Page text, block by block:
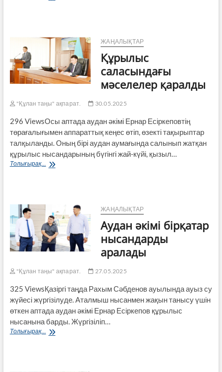
ЖАҢАЛЫҚТАР
Құрылыс
саласындағы
мәселелер қаралды
"Құлан таңы" ақпарат. 30.05.2025
296 ViewsОсы аптада аудан әкімі Ернар Есіркеповтің
төрағалығымен аппараттық кеңес өтіп, өзекті тақырыптар
талқыланды. Оның бірі аудан аумағында салынып жатқан
құрылыс нысандарының бүгінгі жай-күйі, қызыл…
Толығырақ...
Құрылыс
ЖАҢАЛЫҚТАР
Аудан әкімі бірқатар
нысандарды
аралады
"Құлан таңы" ақпарат. 27.05.2025
325 ViewsҚазіргі таңда Рахым Сәбденов ауылында ауыз су
жүйесі жүргізілуде. Аталмыш нысанмен жақын танысу үшін
өткен аптада аудан әкімі Ернар Есіркепов құрылыс
нысанына барды. Жүргізіліп…
Толығырақ...
Аудан